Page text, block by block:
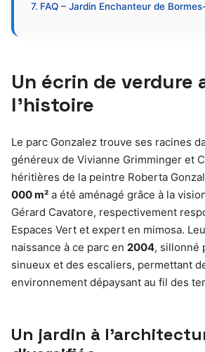
FAQ – Jardin Enchanteur de
Un écrin de
l’histoire
Le parc Gonzalez trouve ses racines
généreux de Vivianne Grimminger et
héritières de la peintre Roberta
000 m² a été aménagé grâce à la
Gérard Cavatore, respectivement
Espaces Vert et expert en mimosa.
naissance à ce parc en 2004, sillonné
sinueux et des escaliers, permettant
environnement dépaysant au fil des
Un jardin à